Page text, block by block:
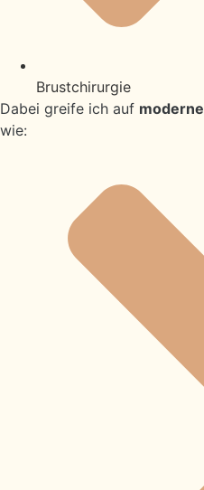
Brustchirurgie
Dabei greife ich auf moderne
wie: